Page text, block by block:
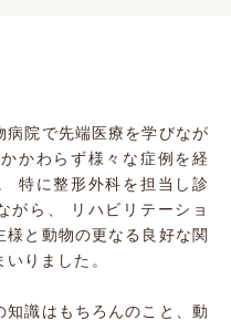
病院で先端医療を学びなが
かわらず様々な症例を経
特に整形外科を担当し診
がら、 リハビリテーショ
様と動物の更なる良好な関
りました。
知識はもちろんのこと、動